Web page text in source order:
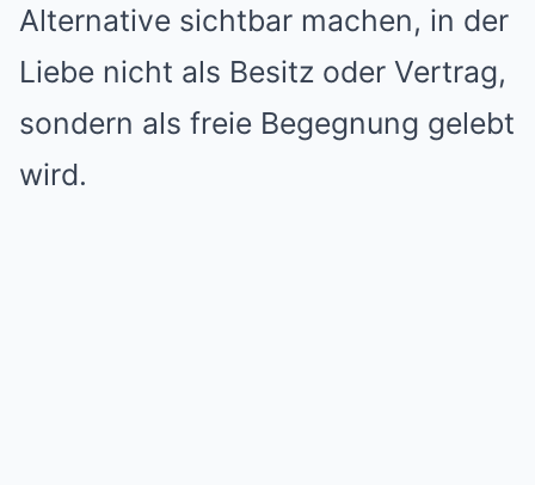
Alternative sichtbar machen, in der
Liebe nicht als Besitz oder Vertrag,
sondern als freie Begegnung gelebt
wird.